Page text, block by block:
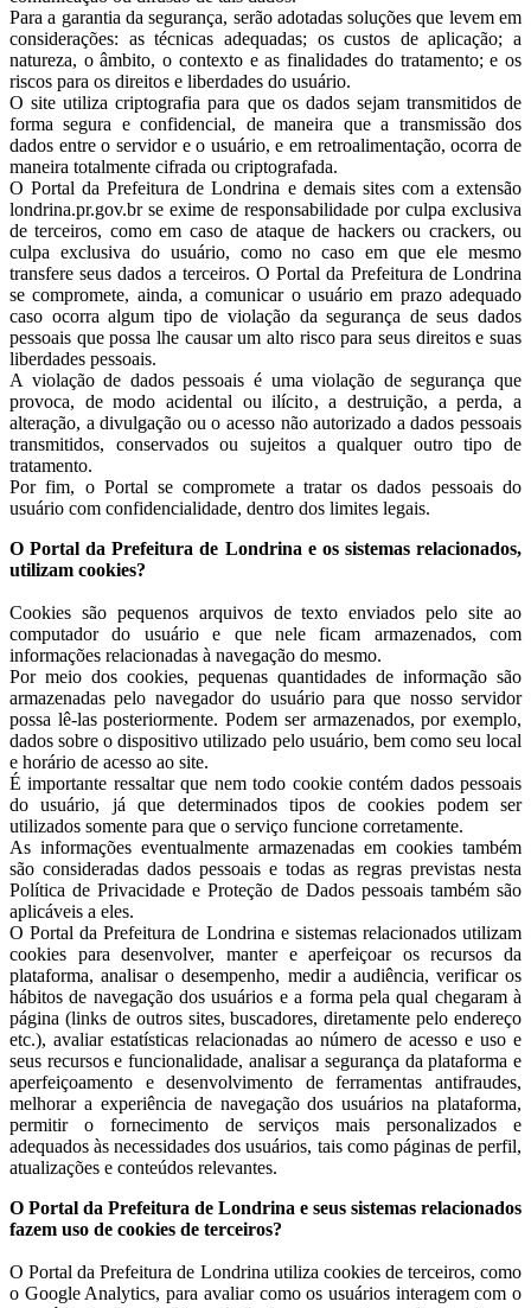
Para a garantia da segurança, serão adotadas soluções que levem em
considerações: as técnicas adequadas; os custos de aplicação; a
natureza, o âmbito, o contexto e as finalidades do tratamento; e os
riscos para os direitos e liberdades do usuário.
O site utiliza criptografia para que os dados sejam transmitidos de
forma segura e confidencial, de maneira que a transmissão dos
dados entre o servidor e o usuário, e em retroalimentação, ocorra de
maneira totalmente cifrada ou criptografada.
O Portal da Prefeitura de Londrina e demais sites com a extensão
londrina.pr.gov.br se exime de responsabilidade por culpa exclusiva
de terceiros, como em caso de ataque de hackers ou crackers, ou
culpa exclusiva do usuário, como no caso em que ele mesmo
transfere seus dados a terceiros. O Portal da Prefeitura de Londrina
se compromete, ainda, a comunicar o usuário em prazo adequado
caso ocorra algum tipo de violação da segurança de seus dados
pessoais que possa lhe causar um alto risco para seus direitos e suas
liberdades pessoais.
A violação de dados pessoais é uma violação de segurança que
provoca, de modo acidental ou ilícito, a destruição, a perda, a
alteração, a divulgação ou o acesso não autorizado a dados pessoais
transmitidos, conservados ou sujeitos a qualquer outro tipo de
tratamento.
Por fim, o Portal se compromete a tratar os dados pessoais do
usuário com confidencialidade, dentro dos limites legais.
O Portal da Prefeitura de Londrina e os sistemas relacionados,
utilizam cookies?
Cookies são pequenos arquivos de texto enviados pelo site ao
computador do usuário e que nele ficam armazenados, com
informações relacionadas à navegação do mesmo.
Por meio dos cookies, pequenas quantidades de informação são
armazenadas pelo navegador do usuário para que nosso servidor
possa lê-las posteriormente. Podem ser armazenados, por exemplo,
dados sobre o dispositivo utilizado pelo usuário, bem como seu local
e horário de acesso ao site.
É importante ressaltar que nem todo cookie contém dados pessoais
do usuário, já que determinados tipos de cookies podem ser
utilizados somente para que o serviço funcione corretamente.
As informações eventualmente armazenadas em cookies também
são consideradas dados pessoais e todas as regras previstas nesta
Política de Privacidade e Proteção de Dados pessoais também são
aplicáveis a eles.
O Portal da Prefeitura de Londrina e sistemas relacionados utilizam
cookies para desenvolver, manter e aperfeiçoar os recursos da
plataforma, analisar o desempenho, medir a audiência, verificar os
hábitos de navegação dos usuários e a forma pela qual chegaram à
página (links de outros sites, buscadores, diretamente pelo endereço
etc.), avaliar estatísticas relacionadas ao número de acesso e uso e
seus recursos e funcionalidade, analisar a segurança da plataforma e
aperfeiçoamento e desenvolvimento de ferramentas antifraudes,
melhorar a experiência de navegação dos usuários na plataforma,
permitir o fornecimento de serviços mais personalizados e
adequados às necessidades dos usuários, tais como páginas de perfil,
atualizações e conteúdos relevantes.
O Portal da Prefeitura de Londrina e seus sistemas relacionados
fazem uso de cookies de terceiros?
O Portal da Prefeitura de Londrina utiliza cookies de terceiros, como
o Google Analytics, para avaliar como os usuários interagem com o